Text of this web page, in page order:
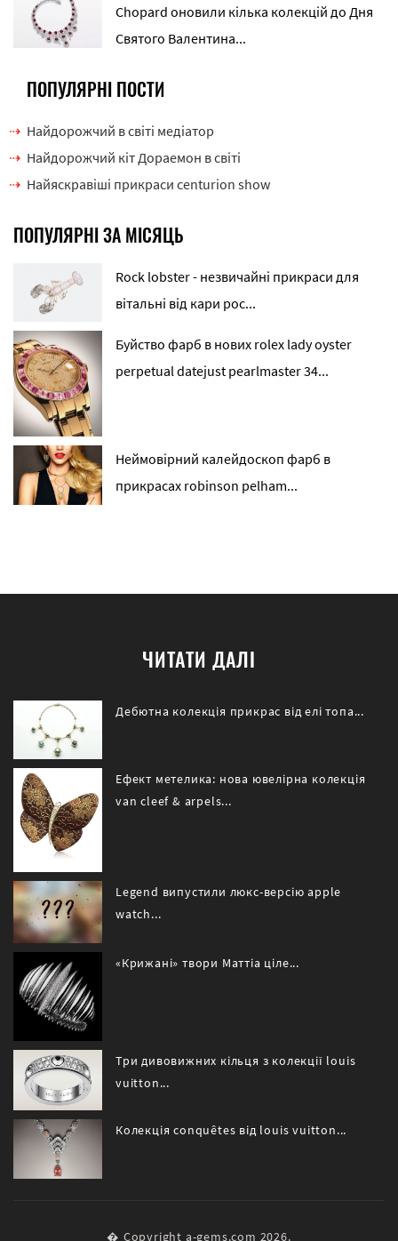
Chopard оновили кілька колекцій до Дня
Святого Валентина...
ПОПУЛЯРНІ ПОСТИ
Найдорожчий в світі медіатор
Найдорожчий кіт Дораемон в світі
Найяскравіші прикраси centurion show
ПОПУЛЯРНІ ЗА МІСЯЦЬ
Rock lobster - незвичайні прикраси для
вітальні від кари рос...
Буйство фарб в нових rolex lady oyster
perpetual datejust pearlmaster 34...
Неймовірний калейдоскоп фарб в
прикрасах robinson pelham...
ЧИТАТИ ДАЛІ
Дебютна колекція прикрас від елі топа...
Ефект метелика: нова ювелірна колекція
van cleef & arpels...
Legend випустили люкс-версію apple
watch...
«Крижані» твори Маттіа ціле...
Три дивовижних кільця з колекції louis
vuitton...
Колекція conquêtes від louis vuitton...
� Copyright a-gems.com 2026.